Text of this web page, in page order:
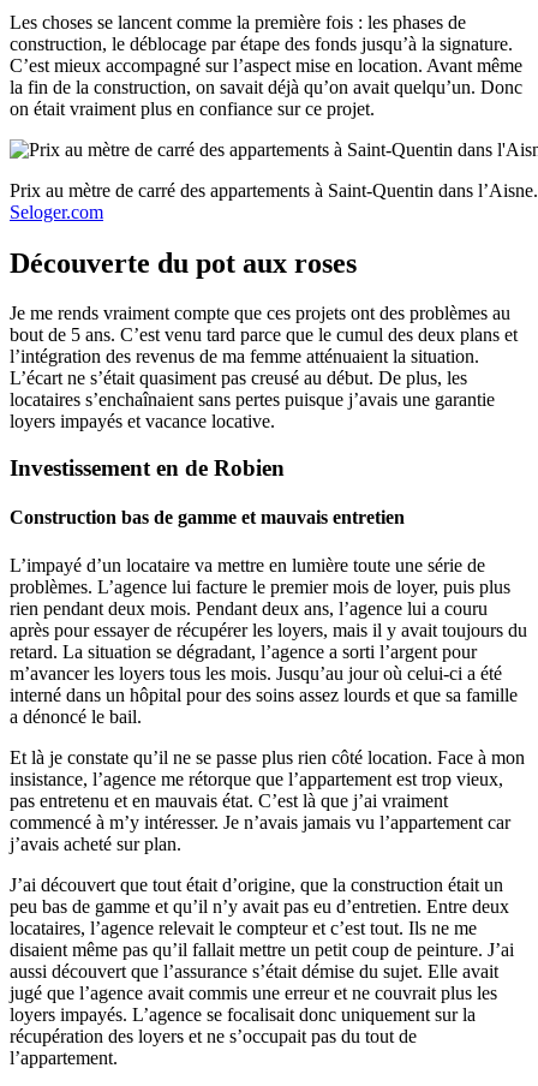
Les choses se lancent comme la première fois : les phases de
construction, le déblocage par étape des fonds jusqu’à la signature.
C’est mieux accompagné sur l’aspect mise en location. Avant même
la fin de la construction, on savait déjà qu’on avait quelqu’un. Donc
on était vraiment plus en confiance sur ce projet.
Prix au mètre de carré des appartements à Saint-Quentin dans
Seloger.com
Découverte du pot aux roses
Je me rends vraiment compte que ces projets ont des problèmes au
bout de 5 ans. C’est venu tard parce que le cumul des deux plans et
l’intégration des revenus de ma femme atténuaient la situation.
L’écart ne s’était quasiment pas creusé au début. De plus, les
locataires s’enchaînaient sans pertes puisque j’avais une garantie
loyers impayés et vacance locative.
Investissement en de Robien
Construction bas de gamme et mauvais entretien
L’impayé d’un locataire va mettre en lumière toute une série de
problèmes. L’agence lui facture le premier mois de loyer, puis plus
rien pendant deux mois. Pendant deux ans, l’agence lui a couru
après pour essayer de récupérer les loyers, mais il y avait toujours du
retard. La situation se dégradant, l’agence a sorti l’argent pour
m’avancer les loyers tous les mois. Jusqu’au jour où celui-ci a été
interné dans un hôpital pour des soins assez lourds et que sa famille
a dénoncé le bail.
Et là je constate qu’il ne se passe plus rien côté location. Face à mon
insistance, l’agence me rétorque que l’appartement est trop vieux,
pas entretenu et en mauvais état. C’est là que j’ai vraiment
commencé à m’y intéresser. Je n’avais jamais vu l’appartement car
j’avais acheté sur plan.
J’ai découvert que tout était d’origine, que la construction était un
peu bas de gamme et qu’il n’y avait pas eu d’entretien. Entre deux
locataires, l’agence relevait le compteur et c’est tout. Ils ne me
disaient même pas qu’il fallait mettre un petit coup de peinture. J’ai
aussi découvert que l’assurance s’était démise du sujet. Elle avait
jugé que l’agence avait commis une erreur et ne couvrait plus les
loyers impayés. L’agence se focalisait donc uniquement sur la
récupération des loyers et ne s’occupait pas du tout de
l’appartement.